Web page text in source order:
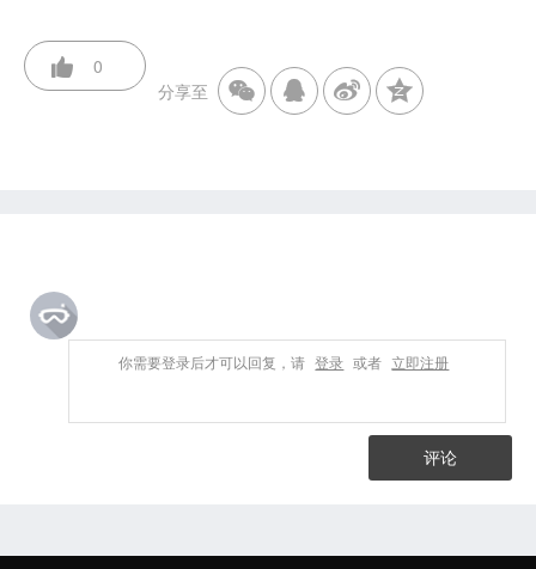
0
分享至
你需要登录后才可以回复，请 登录 或者 立即注册
评论